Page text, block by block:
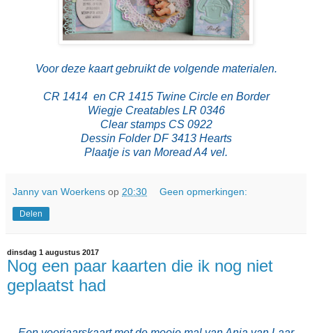
Voor deze kaart gebruikt de volgende materialen.
CR 1414 en CR 1415 Twine Circle en Border
Wiegje Creatables LR 0346
Clear stamps CS 0922
Dessin Folder DF 3413 Hearts
Plaatje is van Moread A4 vel.
Janny van Woerkens op 20:30 Geen opmerkingen:
Delen
dinsdag 1 augustus 2017
Nog een paar kaarten die ik nog niet
geplaatst had